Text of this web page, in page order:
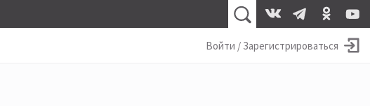
Войти / Зарегистрироваться